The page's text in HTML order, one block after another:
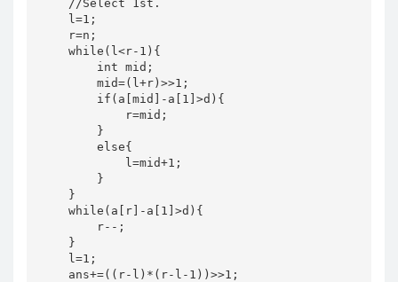
    //Select 1st.
    l=1;
    r=n;
    while(l<r-1){
        int mid;
        mid=(l+r)>>1;
        if(a[mid]-a[1]>d){
            r=mid;
        }
        else{
            l=mid+1;
        }
    }
    while(a[r]-a[1]>d){
        r--;
    }
    l=1;
    ans+=((r-l)*(r-l-1))>>1;